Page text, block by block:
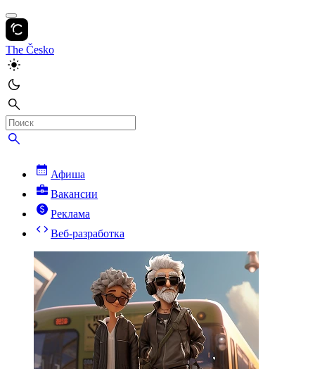
The Česko
Афиша
Вакансии
Реклама
Веб-разработка